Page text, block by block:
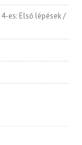
es: Első lépések /